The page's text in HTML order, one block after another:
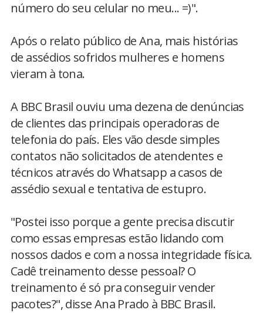
número do seu celular no meu... =)".
Após o relato público de Ana, mais histórias
de assédios sofridos mulheres e homens
vieram à tona.
A BBC Brasil ouviu uma dezena de denúncias
de clientes das principais operadoras de
telefonia do país. Eles vão desde simples
contatos não solicitados de atendentes e
técnicos através do Whatsapp a casos de
assédio sexual e tentativa de estupro.
"Postei isso porque a gente precisa discutir
como essas empresas estão lidando com
nossos dados e com a nossa integridade física.
Cadê treinamento desse pessoal? O
treinamento é só pra conseguir vender
pacotes?", disse Ana Prado à BBC Brasil.